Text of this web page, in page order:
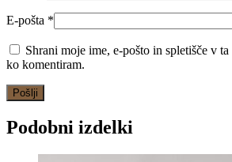
E-pošta *
Shrani moje ime, e-pošto in spletišče v
ko komentiram.
Podobni izdelki